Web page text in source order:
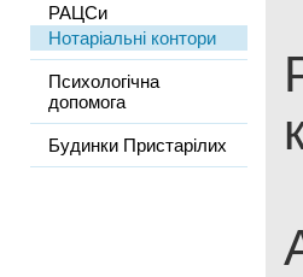
РАЦСи
Нотаріальні контори
Психологічна
допомога
Будинки Пристарілих